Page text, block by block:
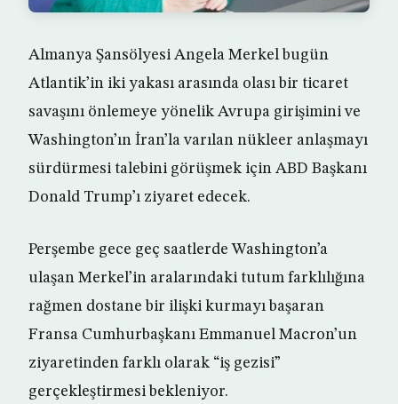
Almanya Şansölyesi Angela Merkel bugün
Atlantik’in iki yakası arasında olası bir ticaret
savaşını önlemeye yönelik Avrupa girişimini ve
Washington’ın İran’la varılan nükleer anlaşmayı
sürdürmesi talebini görüşmek için ABD Başkanı
Donald Trump’ı ziyaret edecek.
Perşembe gece geç saatlerde Washington’a
ulaşan Merkel’in aralarındaki tutum farklılığına
rağmen dostane bir ilişki kurmayı başaran
Fransa Cumhurbaşkanı Emmanuel Macron’un
ziyaretinden farklı olarak “iş gezisi”
gerçekleştirmesi bekleniyor.